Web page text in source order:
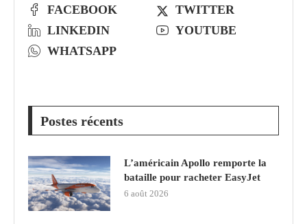
FACEBOOK
TWITTER
LINKEDIN
YOUTUBE
WHATSAPP
Postes récents
L’américain Apollo remporte la
bataille pour racheter EasyJet
6 août 2026